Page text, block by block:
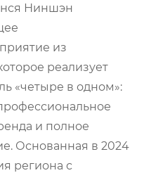
Ниншэн
из
реализует
«четыре в одном»:
и полное
Основанная в 2024
региона с